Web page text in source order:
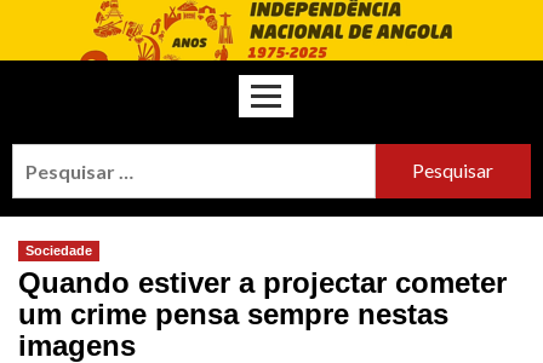
Sociedade
Quando estiver a projectar cometer
um crime pensa sempre nestas
imagens